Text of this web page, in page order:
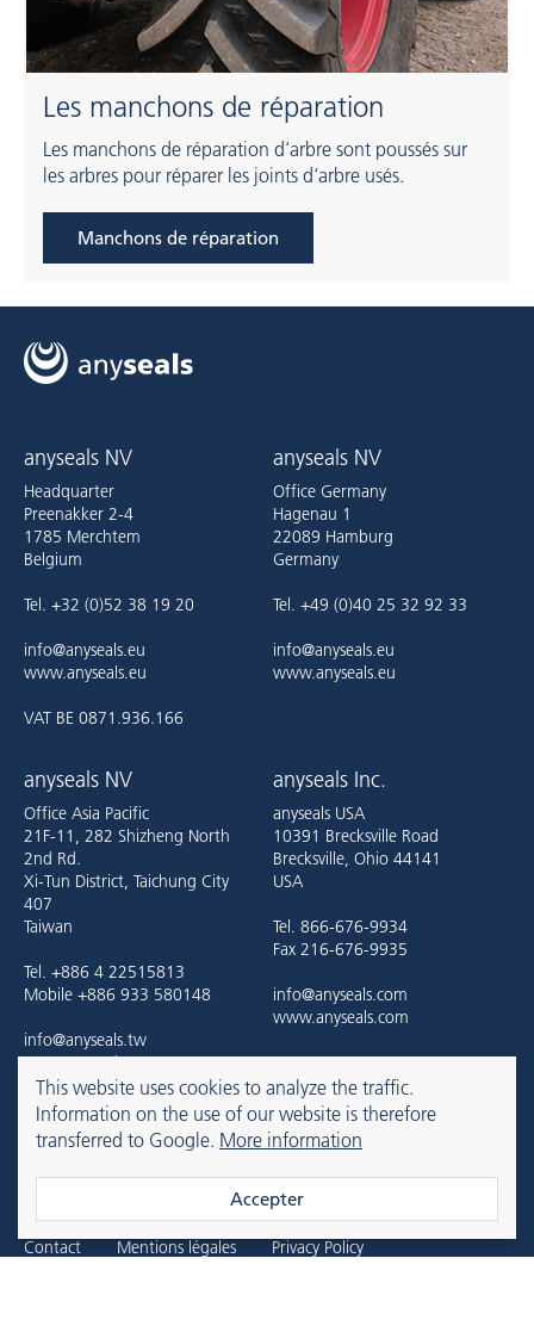
This website uses cookies to analyze the traffic.
Information on the use of our website is therefore
transferred to Google. More information
Accepter
Les manchons de réparation
Les manchons de réparation d‘arbre sont poussés sur
les arbres pour réparer les joints d‘arbre usés.
Manchons de réparation
anyseals NV
Headquarter
Preenakker 2-4
1785 Merchtem
Belgium
Tel. +32 (0)52 38 19 20
info@anyseals.eu
www.anyseals.eu
VAT BE 0871.936.166
anyseals NV
Office Germany
Hagenau 1
22089 Hamburg
Germany
Tel. +49 (0)40 25 32 92 33
info@anyseals.eu
www.anyseals.eu
anyseals NV
Office Asia Pacific
21F-11, 282 Shizheng North
2nd Rd.
Xi-Tun District, Taichung City
407
Taiwan
Tel. +886 4 22515813
Mobile +886 933 580148
info@anyseals.tw
www.anyseals.tw
anyseals Inc.
anyseals USA
10391 Brecksville Road
Brecksville, Ohio 44141
USA
Tel. 866-676-9934
Fax 216-676-9935
info@anyseals.com
www.anyseals.com
anyseals is an Angst+Pfister company. For more information, please
Contact Mentions légales Privacy Policy